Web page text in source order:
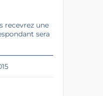
recevrez une
sera